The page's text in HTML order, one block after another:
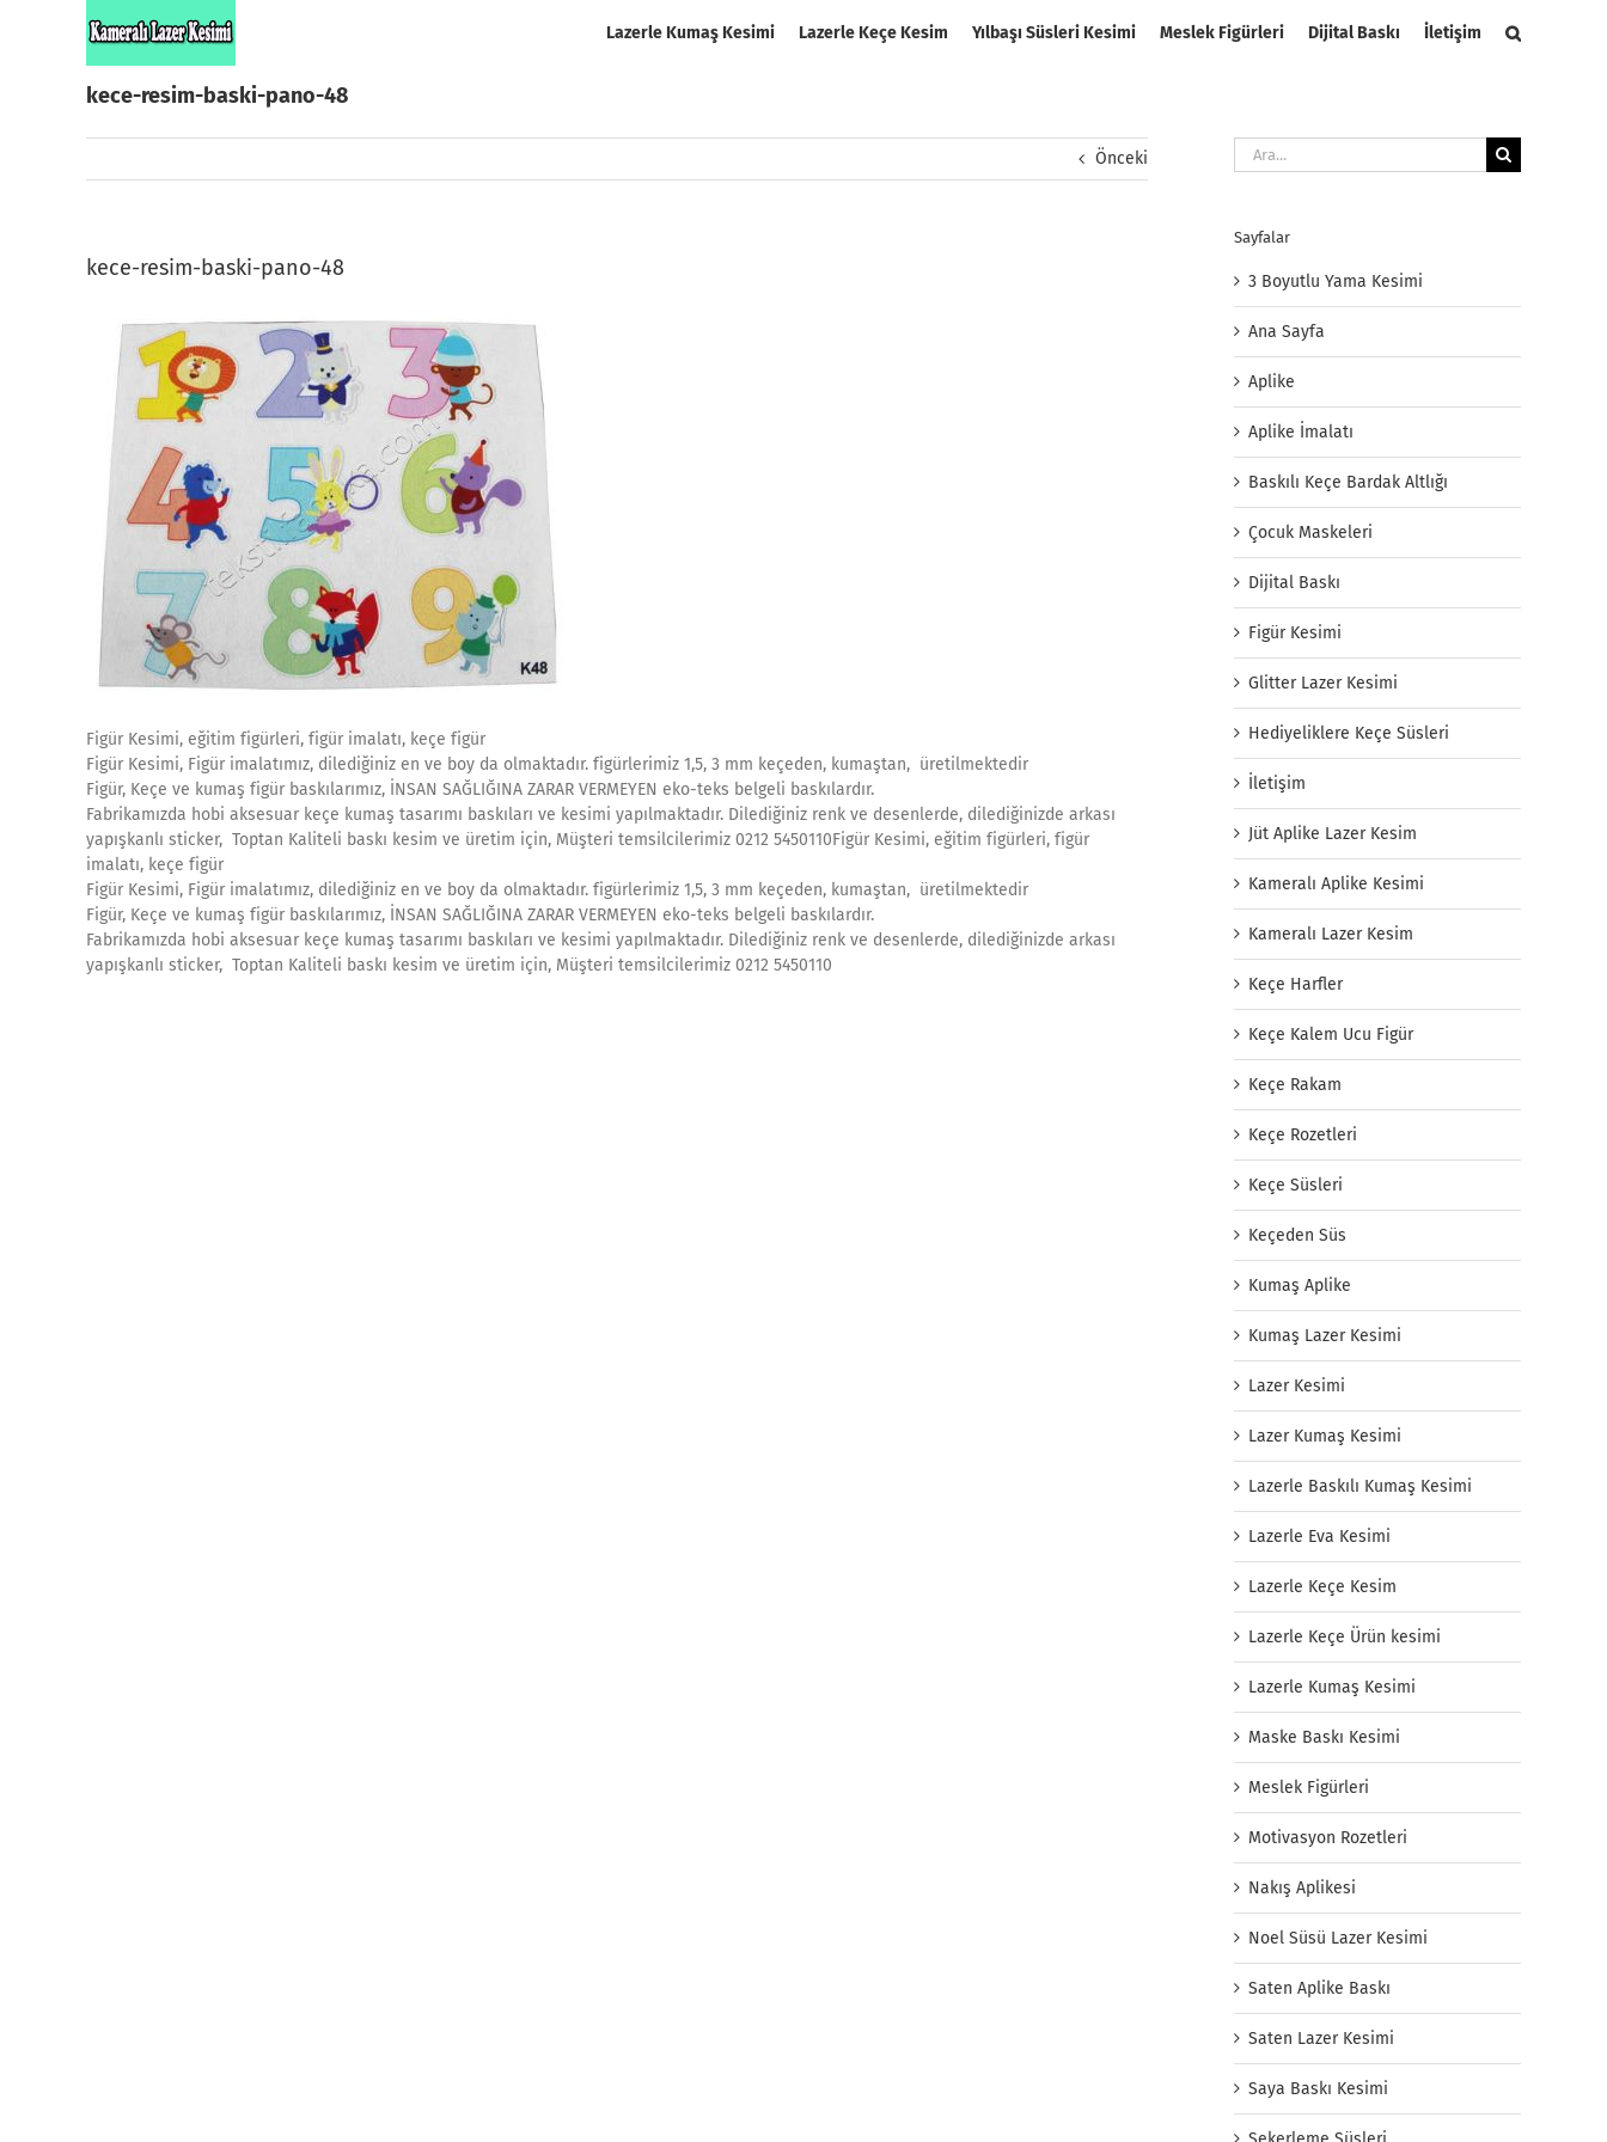
Lazerle Kumaş Kesimi Lazerle Keçe Kesim Yılbaşı Süsleri Kesimi Meslek Figürleri Dijital Baskı İletişim
kece-resim-baski-pano-48
Önceki
kece-resim-baski-pano-48
Figür Kesimi, eğitim figürleri, figür imalatı, keçe figür
Figür Kesimi, Figür imalatımız, dilediğiniz en ve boy da olmaktadır. figürlerimiz 1,5, 3 mm keçeden, kumaştan, üretilmektedir
Figür, Keçe ve kumaş figür baskılarımız, İNSAN SAĞLIĞINA ZARAR VERMEYEN eko-teks belgeli baskılardır.
Fabrikamızda hobi aksesuar keçe kumaş tasarımı baskıları ve kesimi yapılmaktadır. Dilediğiniz renk ve desenlerde, dilediğinizde arkası
yapışkanlı sticker, Toptan Kaliteli baskı kesim ve üretim için, Müşteri temsilcilerimiz 0212 5450110Figür Kesimi, eğitim figürleri, figür
imalatı, keçe figür
Figür Kesimi, Figür imalatımız, dilediğiniz en ve boy da olmaktadır. figürlerimiz 1,5, 3 mm keçeden, kumaştan, üretilmektedir
Figür, Keçe ve kumaş figür baskılarımız, İNSAN SAĞLIĞINA ZARAR VERMEYEN eko-teks belgeli baskılardır.
Fabrikamızda hobi aksesuar keçe kumaş tasarımı baskıları ve kesimi yapılmaktadır. Dilediğiniz renk ve desenlerde, dilediğinizde arkası
yapışkanlı sticker, Toptan Kaliteli baskı kesim ve üretim için, Müşteri temsilcilerimiz 0212 5450110
Ara:
Sayfalar
3 Boyutlu Yama Kesimi
Ana Sayfa
Aplike
Aplike İmalatı
Baskılı Keçe Bardak Altlığı
Çocuk Maskeleri
Dijital Baskı
Figür Kesimi
Glitter Lazer Kesimi
Hediyeliklere Keçe Süsleri
İletişim
Jüt Aplike Lazer Kesim
Kameralı Aplike Kesimi
Kameralı Lazer Kesim
Keçe Harfler
Keçe Kalem Ucu Figür
Keçe Rakam
Keçe Rozetleri
Keçe Süsleri
Keçeden Süs
Kumaş Aplike
Kumaş Lazer Kesimi
Lazer Kesimi
Lazer Kumaş Kesimi
Lazerle Baskılı Kumaş Kesimi
Lazerle Eva Kesimi
Lazerle Keçe Kesim
Lazerle Keçe Ürün kesimi
Lazerle Kumaş Kesimi
Maske Baskı Kesimi
Meslek Figürleri
Motivasyon Rozetleri
Nakış Aplikesi
Noel Süsü Lazer Kesimi
Saten Aplike Baskı
Saten Lazer Kesimi
Saya Baskı Kesimi